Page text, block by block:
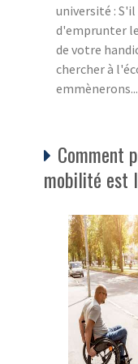
université :
d'emprunter
de votre
chercher à
emmènerons...
Comment
mobilité est